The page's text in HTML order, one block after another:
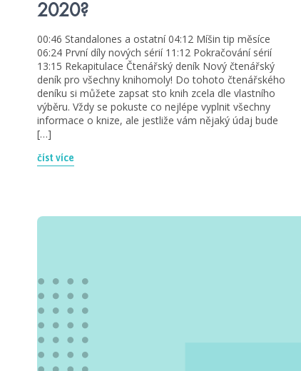
2020?
00:46 Standalones a ostatní 04:12 Míšin tip měsíce
06:24 První díly nových sérií 11:12 Pokračování sérií
13:15 Rekapitulace Čtenářský deník Nový čtenářský
deník pro všechny knihomoly! Do tohoto čtenářského
deníku si můžete zapsat sto knih zcela dle vlastního
výběru. Vždy se pokuste co nejlépe vyplnit všechny
informace o knize, ale jestliže vám nějaký údaj bude
[…]
číst více